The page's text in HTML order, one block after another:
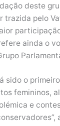
deste
trazida pelo
ainda o
sido o
femininos,
e